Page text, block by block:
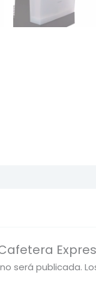
será publicada.